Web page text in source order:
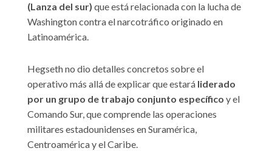
(Lanza del sur) que está relacionada con la lucha de
Washington contra el narcotráfico originado en
Latinoamérica.
Hegseth no dio detalles concretos sobre el
operativo más allá de explicar que estará liderado
por un grupo de trabajo conjunto específico y el
Comando Sur, que comprende las operaciones
militares estadounidenses en Suramérica,
Centroamérica y el Caribe.